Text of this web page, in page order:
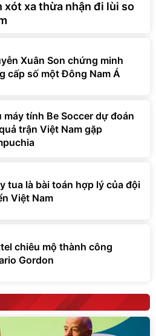
xót xa thừa nhận đi lùi so
Xuân Son chứng minh
cấp số một Đông Nam Á
máy tính Be Soccer dự đoán
trận Việt Nam gặp
tua là bài toán hợp lý của đội
Việt Nam
chiêu mộ thành công
Gordon